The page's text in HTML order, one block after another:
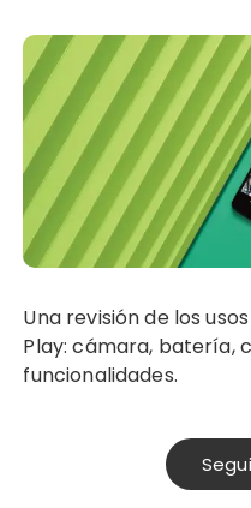
Una revisión de los usos viajeros del Motorola X
Play: cámara, batería,
funcionalidades.